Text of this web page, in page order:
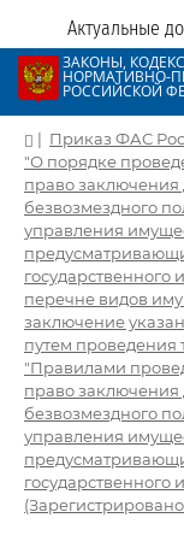
Актуальные
ЗАКОНЫ,
НОРМАТИВНО-
РОССИЙСКОЙ
| Приказ ФАС
"О порядке
право заключения
безвозмездного
управления
перечне видов
заключение
путем проведения
"Правилами
право заключения
безвозмездного
управления